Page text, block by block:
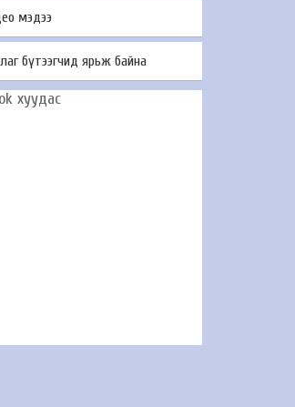
мэдээ
бүтээгчид ярьж байна
хуудас